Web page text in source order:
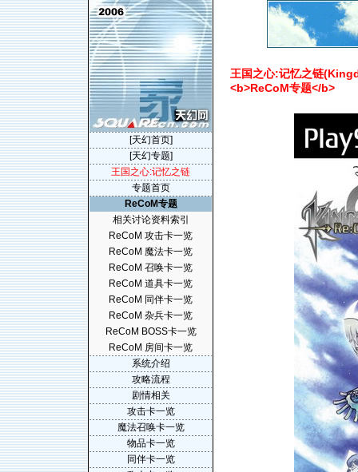
王国之心:记忆之链
<b>ReCoM专题</b>
[天幻首页]
[天幻专题]
王国之心:记忆之链
专题首页
ReCoM专题
相关讨论资料索引
ReCoM 攻击卡一览
ReCoM 魔法卡一览
ReCoM 召唤卡一览
ReCoM 道具卡一览
ReCoM 同伴卡一览
ReCoM 杂兵卡一览
ReCoM BOSS卡一览
ReCoM 房间卡一览
系统介绍
攻略流程
剧情相关
攻击卡一览
魔法召唤卡一览
物品卡一览
同伴卡一览